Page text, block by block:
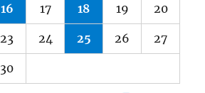
16 17 18 19 20
23 24 25 26 27
30